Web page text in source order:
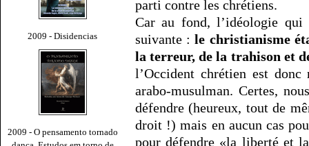
2009 - Disidencias
2009 - O pensamento tornado
parti contre les chrétiens.
Car au fond, l’idéologie qui
suivante :le christianisme
la terreur, de la trahison et
l’Occident chrétien est
arabo-musulman. Certes,
défendre (heureux, tout de
droit !) mais en aucun cas
pour défendre «la liberté et